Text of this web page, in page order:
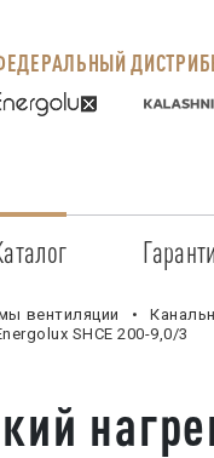
вентиляции
SHCE 200-9,0/3